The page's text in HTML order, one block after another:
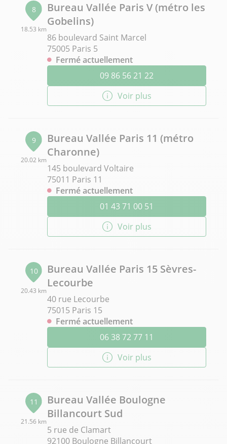
8
18.53 km
Bureau Vallée Paris V (métro les
Gobelins)
86 boulevard Saint Marcel
75005 Paris 5
Fermé actuellement
09 86 56 21 22
Voir plus
9
20.02 km
Bureau Vallée Paris 11 (métro
Charonne)
145 boulevard Voltaire
75011 Paris 11
Fermé actuellement
01 43 71 00 51
Voir plus
10
20.43 km
Bureau Vallée Paris 15 Sèvres-
Lecourbe
40 rue Lecourbe
75015 Paris 15
Fermé actuellement
06 38 72 77 11
Voir plus
11
21.56 km
Bureau Vallée Boulogne
Billancourt Sud
5 rue de Clamart
92100 Boulogne Billancourt